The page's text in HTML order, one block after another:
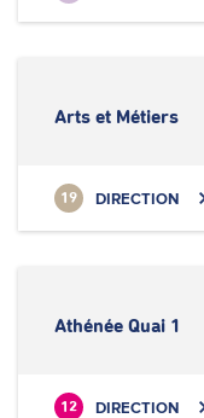
Arts et Métiers
19 DIRECTION
Athénée Quai 1
12 DIRECTION